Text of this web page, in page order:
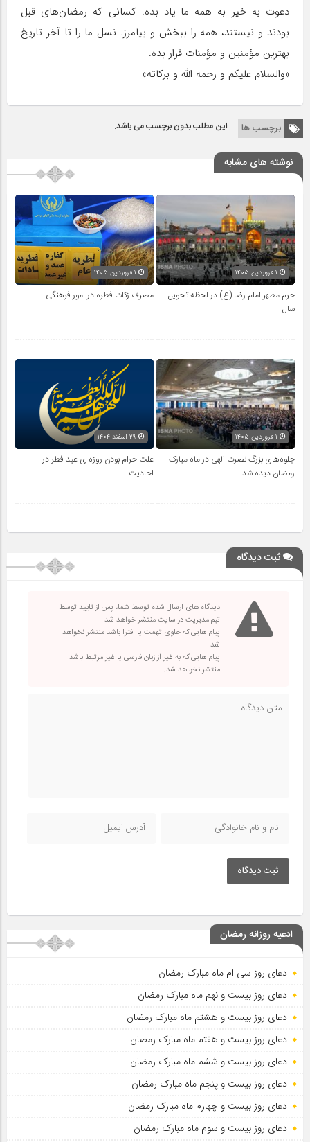
دعوت به خیر به همه ما یاد بده. کسانی که رمضان‌های قبل
بودند و نیستند، همه را ببخش و بیامرز. نسل ما را تا آخر تاریخ
بهترین مؤمنین و مؤمنات قرار بده.
«والسلام علیکم و رحمه الله و برکاته»
برچسب ها این مطلب بدون برچسب می باشد.
نوشته های مشابه
حرم مطهر امام رضا (ع) در لحظه تحویل
سال
مصرف زکات فطره در امور فرهنگی
جلوه‌های بزرگ نصرت الهی در ماه مبارک
رمضان دیده شد
علت حرام بودن روزه ی عید فطر در
احادیث
ثبت دیدگاه
دیدگاه های ارسال شده توسط شما، پس از تایید توسط
تیم مدیریت در سایت منتشر خواهد شد.
پیام هایی که حاوی تهمت یا افترا باشد منتشر نخواهد
شد.
پیام هایی که به غیر از زبان فارسی یا غیر مرتبط باشد
منتشر نخواهد شد.
ثبت دیدگاه
ادعیه روزانه رمضان
دعای روز سی ام ماه مبارک رمضان
دعای روز بیست و نهم ماه مبارک رمضان
دعای روز بیست و هشتم ماه مبارک رمضان
دعای روز بیست و هفتم ماه مبارک رمضان
دعای روز بیست و ششم ماه مبارک رمضان
دعای روز بیست و پنجم ماه مبارک رمضان
دعای روز بیست و چهارم ماه مبارک رمضان
دعای روز بیست و سوم ماه مبارک رمضان